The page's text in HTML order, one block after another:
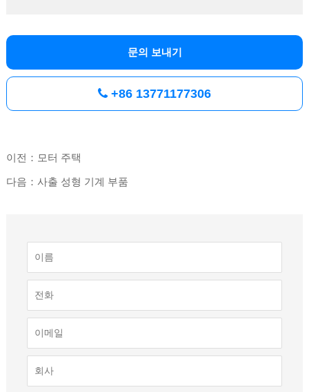
문의 보내기
+86 13771177306
이전：모터 주택
다음：사출 성형 기계 부품